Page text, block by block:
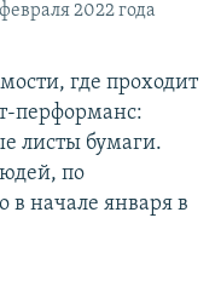
2022 года
где проходит
перформанс:
листы бумаги.
по
начале января в